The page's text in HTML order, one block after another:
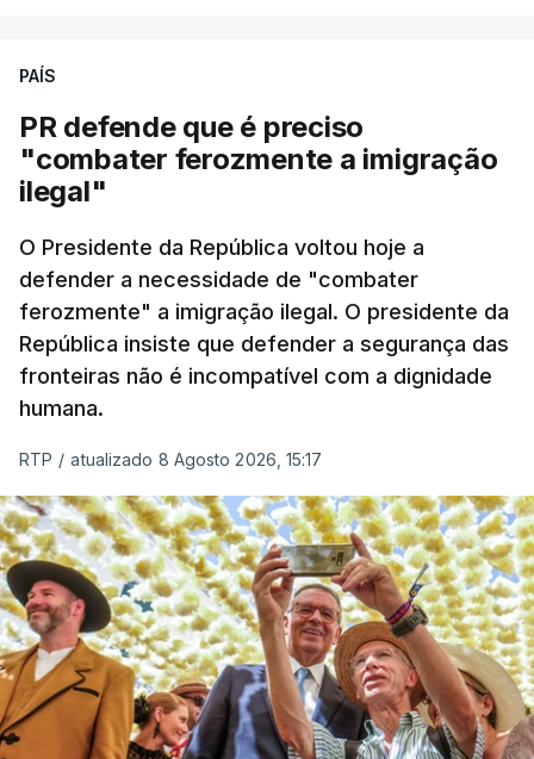
PAÍS
PR defende que é preciso
"combater ferozmente a imigração
ilegal"
O Presidente da República voltou hoje a
defender a necessidade de "combater
ferozmente" a imigração ilegal. O presidente da
República insiste que defender a segurança das
fronteiras não é incompatível com a dignidade
humana.
RTP / atualizado 8 Agosto 2026, 15:17